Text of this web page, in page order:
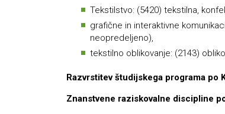
Tekstilstvo: (5420) tekstilna,
grafične in interaktivne
neopredeljeno),
tekstilno oblikovanje: (2143)
Razvrstitev študijskega programa po
Znanstvene raziskovalne discipline